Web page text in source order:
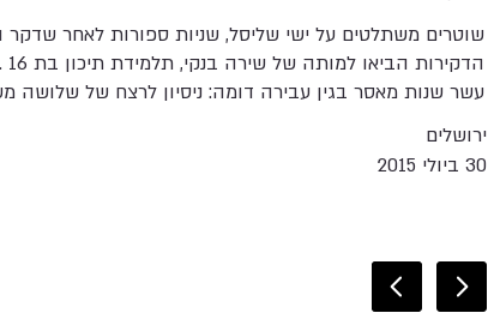
שוטרים משתלטים על ישי שליסל, שניות ספורות לאחר
עשר שנות מאסר בגין עבירה דומה: ניסיון לרצח של שלושה
ירושלים
30 ביולי 2015